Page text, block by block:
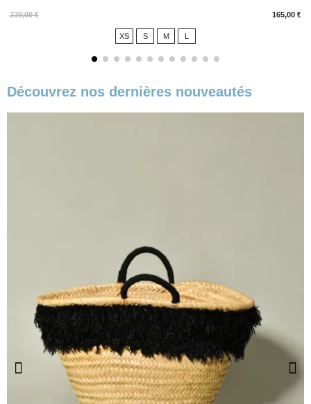
239,00 € 165,00 €
Prix
XS S M L
Découvrez nos dernières nouveautés